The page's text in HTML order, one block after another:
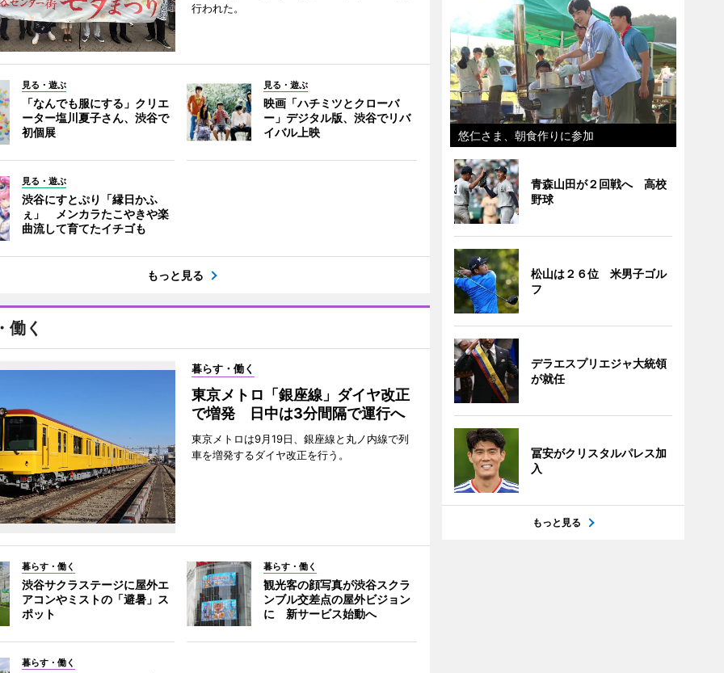
行われた。
見る・遊ぶ
「なんでも服にする」クリエ
ーター塩川夏子さん、渋谷で
初個展
見る・遊ぶ
映画「ハチミツとクローバ
ー」デジタル版、渋谷でリバ
イバル上映
見る・遊ぶ
渋谷にすとぷり「縁日かふ
ぇ」 メンカラたこやきや楽
曲流して育てたイチゴも
もっと見る
働く
暮らす・働く
東京メトロ「銀座線」ダイヤ改正
で増発 日中は3分間隔で運行へ
東京メトロは9月19日、銀座線と丸ノ内線で列
車を増発するダイヤ改正を行う。
暮らす・働く
渋谷サクラステージに屋外エ
アコンやミストの「避暑」ス
ポット
暮らす・働く
観光客の顔写真が渋谷スクラ
ンブル交差点の屋外ビジョン
に 新サービス始動へ
暮らす・働く
悠仁さま、朝食作りに参加
青森山田が２回戦へ 高校
野球
松山は２６位 米男子ゴル
フ
デラエスプリエジャ大統領
が就任
冨安がクリスタルパレス加
入
もっと見る